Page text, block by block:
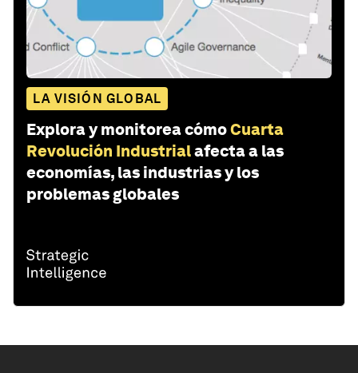
LA VISIÓN GLOBAL
Explora y monitorea cómoCuarta
Revolución Industrialafecta a las
economías, las industrias y los
problemas globales